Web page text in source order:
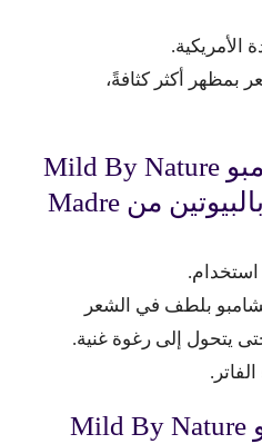
الأمريكية.
أكثر كثافةً،
طريقة استخدام شامبو Mild By Nature
لزيادة كثافة الشعر بالبيوتين من Madre
بلطف في الشعر
يتحول إلى رغوة غنية.
تقييم العملاء لشامبو Mild By Nature